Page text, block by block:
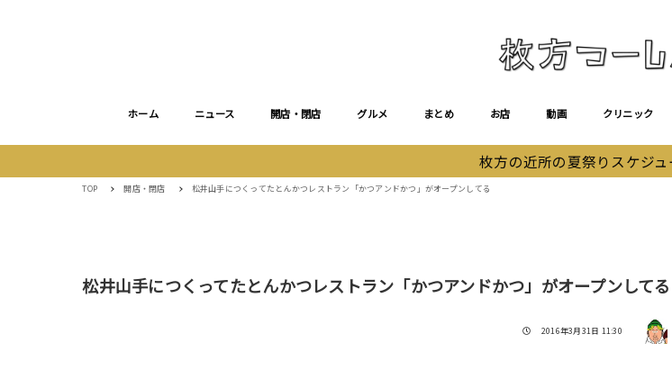
ホーム ニュース 開店・閉店 グルメ まとめ お店 動画 クリニック
枚方の近所の夏祭りスケジ
TOP 開店・閉店 松井山手につくってたとんかつレストラン「かつアンドかつ」がオープンしてる
松井山手につくってたとんかつレストラン「かつアンドかつ」がオープンしてる
投稿日
2016年3月31日 11:30 著者